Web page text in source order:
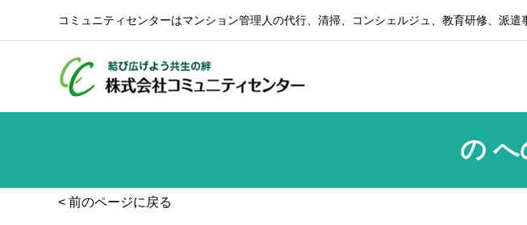
コミュニティセンターはマンション管理人の代行、清掃、コンシェルジュ、教育研修、派
の へ
< 前のページに戻る